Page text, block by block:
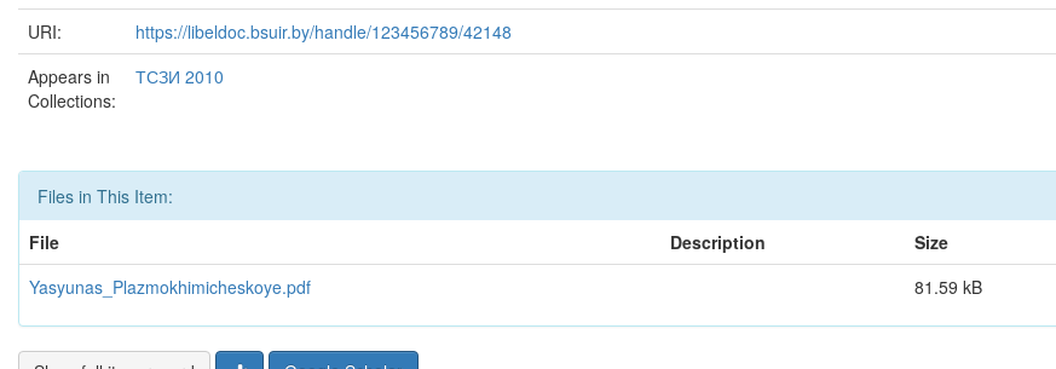
URI:
https://libeldoc.bsuir.by/handle/123456789/42148
Appears in
Collections:
ТСЗИ 2010
Files in This Item:
File
Description Size
Yasyunas_Plazmokhimicheskoye.pdf
81.59 kB